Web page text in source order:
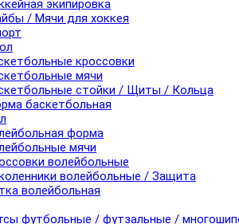
экипировка
/ Мячи для хоккея
кроссовки
мячи
стойки / Щиты / Кольца
баскетбольная
форма
мячи
волейбольные
волейбольные / Защита
волейбольная
футбольные / футзальные /